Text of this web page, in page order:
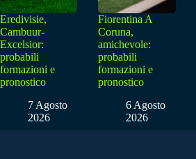
Eredivisie,
Cambuur-
Excelsior:
probabili
formazioni e
pronostico
7 Agosto
2026
Fiorentina A
Coruna,
amichevole:
probabili
formazioni e
pronostico
6 Agosto
2026